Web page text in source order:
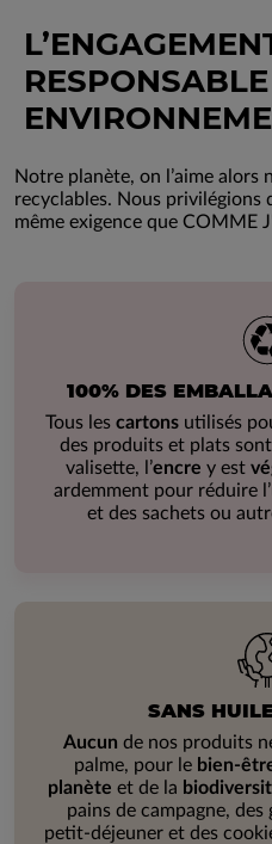
Notre planète, on l’aime alors
recyclables. Nous privilégions
même exigence que COMME
100% DES
Tous les cartonsutilisés
des produits et plats sont
valisette, l’encre y est
ardemment pour réduire
et des sachets ou
SANS
Aucun de nos produits
palme, pour le bien-
planète et de la
pains de campagne,
petit-déjeuner et des